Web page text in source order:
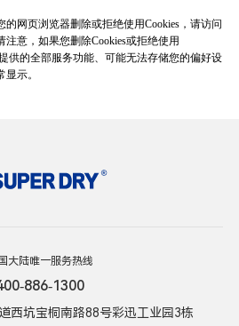
的网页浏览器删除或拒绝使用Cookies，请访问
意，如果您删除Cookies或拒绝使用
供的全部服务功能、可能无法存储您的偏好设
示。
大陆唯一服务热线
886-1300
西坑宝桐南路88号彩迅工业园3栋